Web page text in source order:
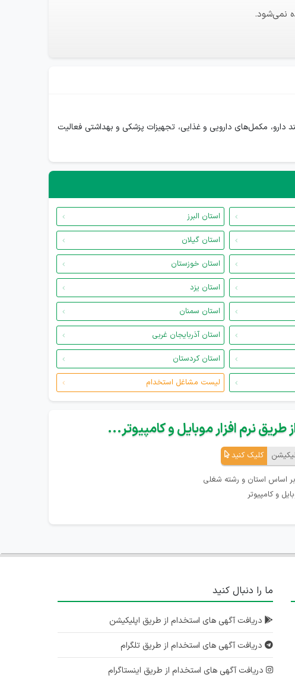
نمی‌شود.
مکمل‌های دارویی و غذایی، تجهیزات پزشکی و بهداشتی فعالیت
استان البرز
استان گیلان
استان خوزستان
استان یزد
استان سمنان
استان آذربایجان غربی
استان کردستان
لیست مشاغل استخدام
طریق نرم افزار موبایل و کامپیوتر...
کلیک کنید
اساس استان و رشته شغلی
و کامپیوتر
ما را دنبال کنید
دریافت آگهی های استخدام از طریق اپلیکیشن
دریافت آگهی های استخدام از طریق تلگرام
دریافت آگهی های استخدام از طریق اینستاگرام